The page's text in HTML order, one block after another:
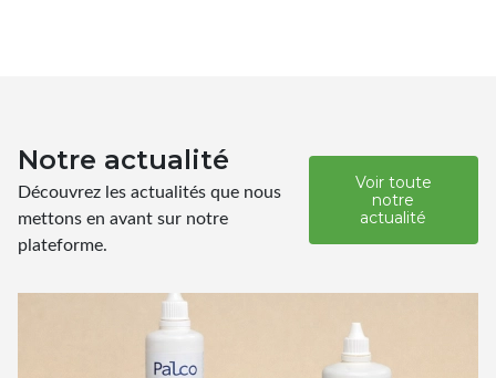
Notre actualité
Découvrez les actualités que nous
mettons en avant sur notre
plateforme.
Voir toute
notre
actualité